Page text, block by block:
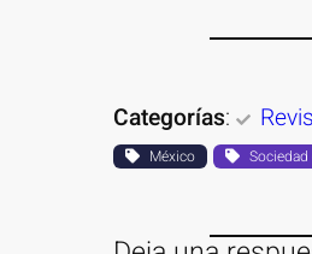
Categorías:
México